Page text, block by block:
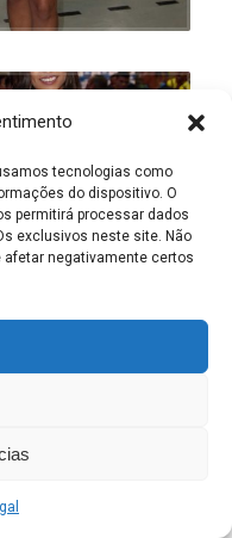
tecnologias como
do dispositivo. O
permitirá processar dados
exclusivos neste site. Não
negativamente certos